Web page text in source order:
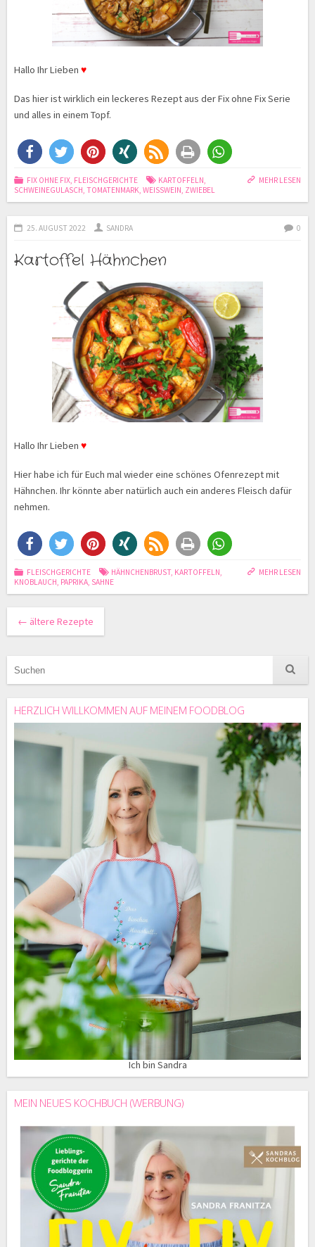
Hallo Ihr Lieben ♥
Das hier ist wirklich ein leckeres Rezept aus der Fix ohne Fix Serie
und alles in einem Topf.
MEHR LESEN
FIX OHNE FIX, FLEISCHGERICHTE KARTOFFELN,
SCHWEINEGULASCH, TOMATENMARK, WEISSWEIN , ZWIEBEL
25. AUGUST 2022 SANDRA 0
Kartoffel Hähnchen
Hallo Ihr Lieben ♥
Hier habe ich für Euch mal wieder eine schönes Ofenrezept mit
Hähnchen. Ihr könnte aber natürlich auch ein anderes Fleisch dafür
nehmen.
MEHR LESEN
FLEISCHGERICHTE HÄHNCHENBRUST, KARTOFFELN,
KNOBLAUCH, PAPRIKA, SAHNE
← ältere Rezepte
HERZLICH WILLKOMMEN AUF MEINEM FOODBLOG
Ich bin Sandra
MEIN NEUES KOCHBUCH (WERBUNG)